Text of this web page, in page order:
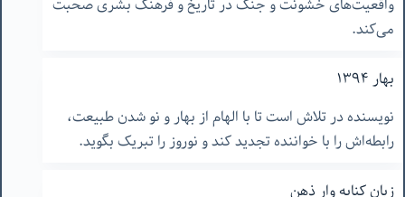
می‌کند.
بهار ۱۳۹۴
نویسنده در تلاش است تا با الهام از بهار و نو شدن طبیعت،
رابطه‌اش را با خواننده تجدید کند و نوروز را تبریک بگوید.
زبان کنایه وار ذهن